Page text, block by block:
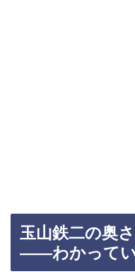
玉山鉄二の奥
——わかって